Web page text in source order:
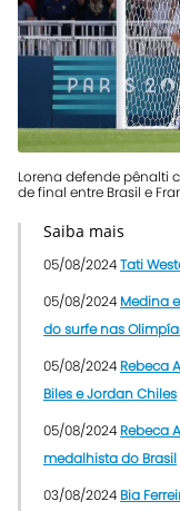
Lorena defende pênalti
de final entre Brasil e
Saiba mais
05/08/2024Tati
05/08/2024 Medina
do surfe nas
05/08/2024 Rebeca
Biles e Jordan Chiles
05/08/2024 Rebeca
medalhista do Brasil
03/08/2024 Bia